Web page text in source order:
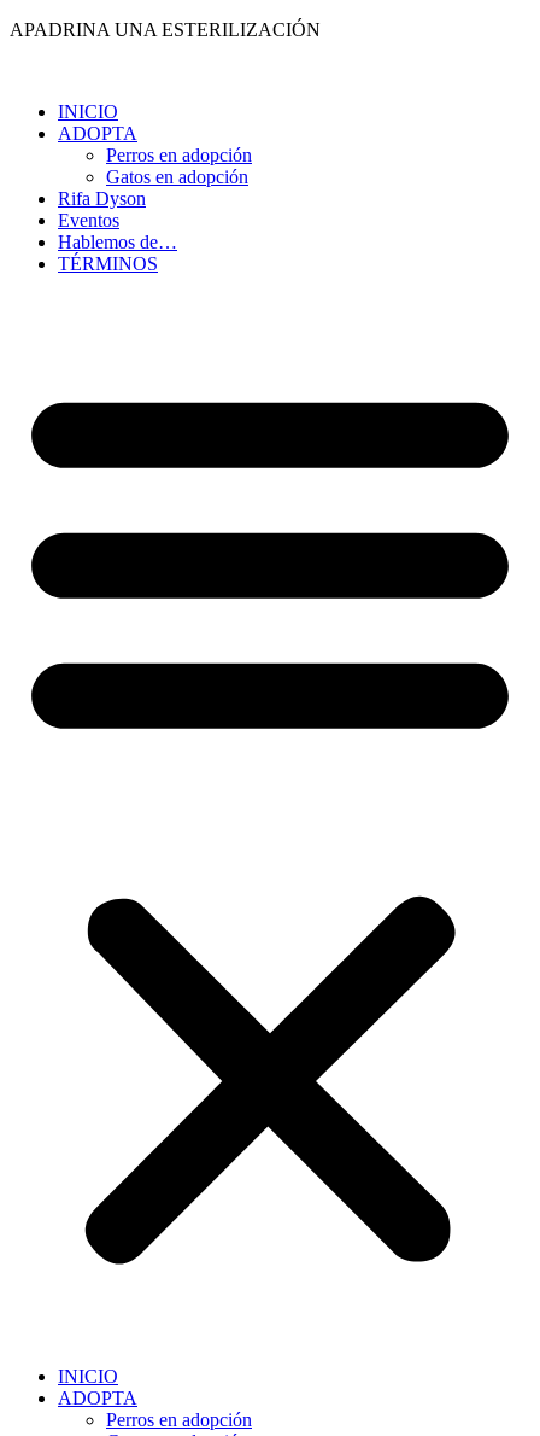
Ir
APADRINA UNA ESTERILIZACIÓN
INICIO
ADOPTA
Perros en adopción
Gatos en adopción
Rifa Dyson
Eventos
Hablemos de…
TÉRMINOS
INICIO
ADOPTA
Perros en adopción